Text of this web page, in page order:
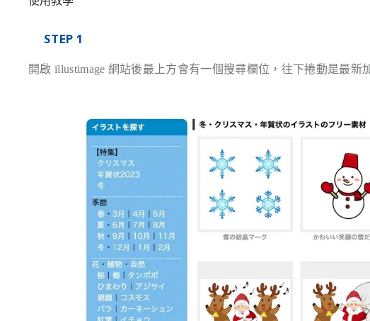
STEP 1
開啟 illustimage 網站後最上方會有一個搜尋欄位，往下捲動是最新